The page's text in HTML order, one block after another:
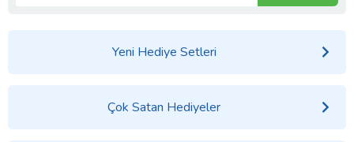
Yeni Hediye Setleri
Çok Satan Hediyeler